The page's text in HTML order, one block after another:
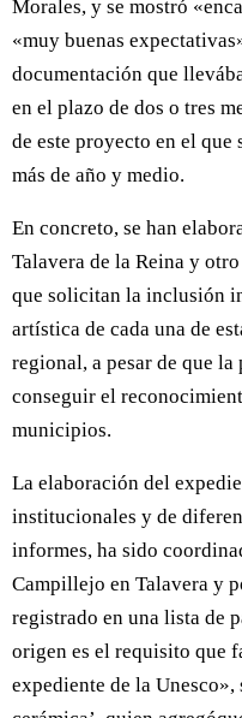
Morales, y se mostró
«muy buenas
documentación que
en el plazo de dos o tres
de este proyecto en el que
más de año y medio.
En concreto, se han
Talavera de la Reina y
que solicitan la inclusión
artística de cada una de
regional, a pesar de que
conseguir el
municipios.
La elaboración del
institucionales y de
informes, ha sido
Campillejo en Talavera y
registrado en una lista de
origen es el requisito que
expediente de la Unesco»,